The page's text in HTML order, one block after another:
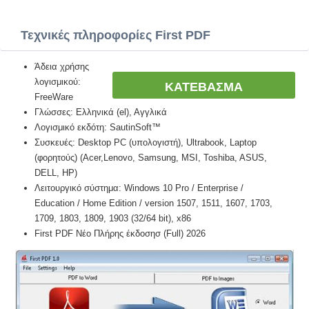
Τεχνικές πληροφορίες First PDF
ΚΑΤΕΒΑΣΜΑ
Άδεια χρήσης
λογισμικού:
FreeWare
Γλώσσες: Ελληνικά (el), Αγγλικά
Λογισμικό εκδότη: SautinSoft™
Συσκευές: Desktop PC (υπολογιστή), Ultrabook, Laptop
(φορητούς) (Acer,Lenovo, Samsung, MSI, Toshiba, ASUS,
DELL, HP)
Λειτουργικό σύστημα: Windows 10 Pro / Enterprise /
Education / Home Edition / version 1507, 1511, 1607, 1703,
1709, 1803, 1809, 1903 (32/64 bit), x86
First PDF Νέο Πλήρης έκδοσησ (Full) 2026